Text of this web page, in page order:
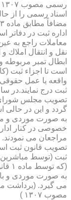
اسناد رسمی را از
اداره ثبت در دفاتر
معاملات راجع به
نقل و انتقال املاك
ابطال تمبر
است تا اجزاء ثبت
واقعه یا عمل حقوقی
به صورت موردی و
خصوصی در كنار
مراجعان می نمودند.
ثبت (توسط مباشرین
به صورت موردی و
مصوب ۱۳۰۷ )